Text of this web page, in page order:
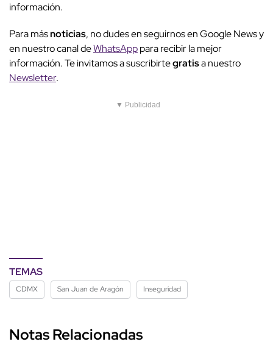
información.
Para másnoticias, no dudes en seguirnos en Google News y
en nuestro canal deWhatsApppara recibir la mejor
información. Te invitamos a suscribirtegratisa nuestro
Newsletter.
▼ Publicidad
TEMAS
CDMX San Juan de Aragón Inseguridad
Notas Relacionadas